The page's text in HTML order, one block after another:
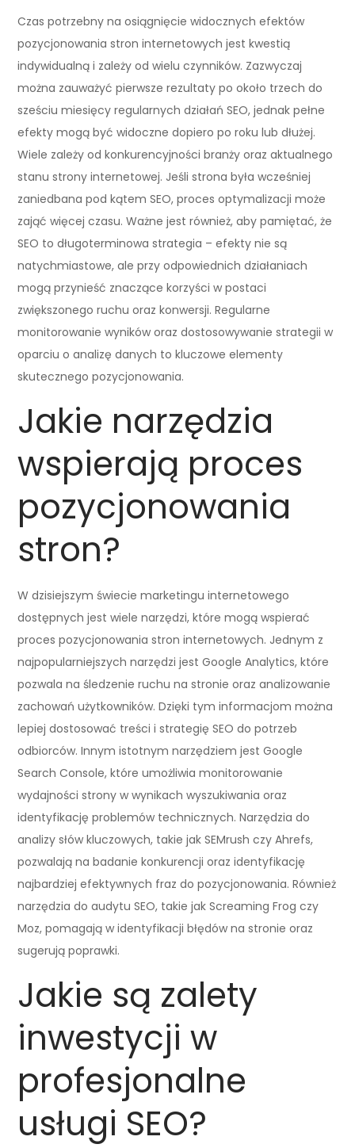
Czas potrzebny na osiągnięcie widocznych efektów
pozycjonowania stron internetowych jest kwestią
indywidualną i zależy od wielu czynników. Zazwyczaj
można zauważyć pierwsze rezultaty po około trzech do
sześciu miesięcy regularnych działań SEO, jednak pełne
efekty mogą być widoczne dopiero po roku lub dłużej.
Wiele zależy od konkurencyjności branży oraz aktualnego
stanu strony internetowej. Jeśli strona była wcześniej
zaniedbana pod kątem SEO, proces optymalizacji może
zająć więcej czasu. Ważne jest również, aby pamiętać, że
SEO to długoterminowa strategia – efekty nie są
natychmiastowe, ale przy odpowiednich działaniach
mogą przynieść znaczące korzyści w postaci
zwiększonego ruchu oraz konwersji. Regularne
monitorowanie wyników oraz dostosowywanie strategii w
oparciu o analizę danych to kluczowe elementy
skutecznego pozycjonowania.
Jakie narzędzia
wspierają proces
pozycjonowania
stron?
W dzisiejszym świecie marketingu internetowego
dostępnych jest wiele narzędzi, które mogą wspierać
proces pozycjonowania stron internetowych. Jednym z
najpopularniejszych narzędzi jest Google Analytics, które
pozwala na śledzenie ruchu na stronie oraz analizowanie
zachowań użytkowników. Dzięki tym informacjom można
lepiej dostosować treści i strategię SEO do potrzeb
odbiorców. Innym istotnym narzędziem jest Google
Search Console, które umożliwia monitorowanie
wydajności strony w wynikach wyszukiwania oraz
identyfikację problemów technicznych. Narzędzia do
analizy słów kluczowych, takie jak SEMrush czy Ahrefs,
pozwalają na badanie konkurencji oraz identyfikację
najbardziej efektywnych fraz do pozycjonowania. Również
narzędzia do audytu SEO, takie jak Screaming Frog czy
Moz, pomagają w identyfikacji błędów na stronie oraz
sugerują poprawki.
Jakie są zalety
inwestycji w
profesjonalne
usługi SEO?